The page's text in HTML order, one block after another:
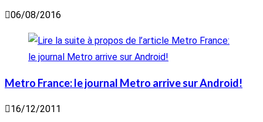
06/08/2016
Metro France: le journal Metro arrive sur Android!
16/12/2011